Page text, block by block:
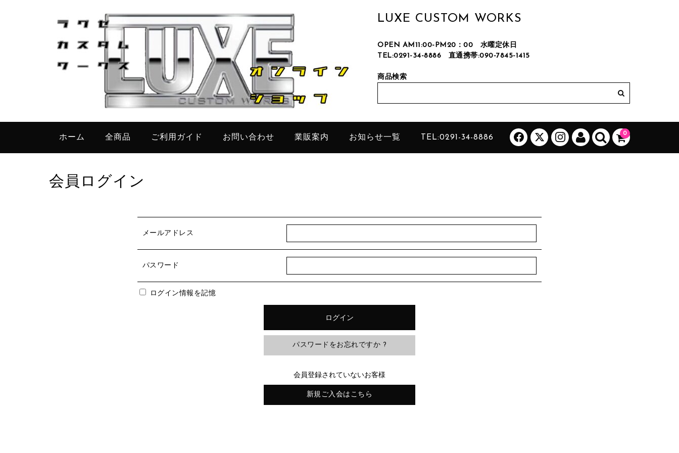
LUXE CUSTOM WORKS
OPEN AM11:00-PM20：00 水曜定休日
TEL:0291-34-8886
直通携帯:090-7845-1415
商品検索
0
只今、カートに商品はございません。
(カゴの商品数:0種類、合計数:0)
ホーム 全商品 ご利用ガイド お問い合わせ 業販案内 お知らせ一覧 TEL:0291-34-8886
会員ログイン
メールアドレス
パスワード
ログイン情報を記憶
パスワードをお忘れですか ?
会員登録されていないお客様
新規ご入会はこちら